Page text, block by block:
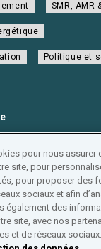
SMR, AMR
Politique et
Impressum
pour nous assurer
site, pour
pour proposer des
sociaux et afin
également des
site, avec nos
et de réseaux sociaux.